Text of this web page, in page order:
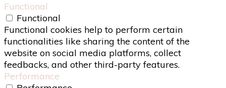
Functional
Functional
Functional cookies help to perform certain
functionalities like sharing the content of the
website on social media platforms, collect
feedbacks, and other third-party features.
Performance